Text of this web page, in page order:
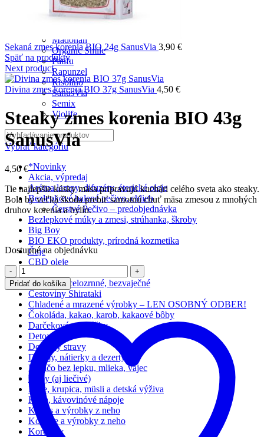
J.Vince
Koldokol
Madonan
Organic Smile
Patifu
Rapunzel
Risolino
SanusVia
Semix
Violife
Vybrať kategóriu
*Novinky
Akcia, výpredaj
Aróma lampy, difuzéry, éterické oleje
Bezlepkové balené pečivo, chlieb
Čerstvé Pečivo – predobjednávka
Bezlepkové múky a zmesi, strúhanka, škroby
Big Boy
BIO EKO produkty, prírodná kozmetika
Čaje
CBD oleje
Cestoviny celozrnné, bezvaječné
Cestoviny Shirataki
Chladené a mrazené výrobky – LEN OSOBNÝ ODBER!
Čokoláda, kakao, karob, kakaové bôby
Darčekové poukážky
Detox
Doplnky stravy
Džemy, nátierky a dezerty
Hocičo bez lepku, mlieka, vajec
Huby (aj liečivé)
Kaše, krupica, müsli a detská výživa
Káva, kávovinóvé nápoje
Kokos a výrobky z neho
Konope a výrobky z neho
Koreniny
Sekaná zmes korenia BIO 24g SanusVia 3,90 €
Späť na produkty
Next product
Divina zmes korenia BIO 37g SanusVia 4,50 €
Steaky zmes korenia BIO 43g
SanusVia
4,50€
Tie najlepšie kúsky mäsa pripravujú kuchári celého sveta ako steaky.
Bola by veľká škoda prebiť samotnú chuť mäsa zmesou z mnohých
druhov korenia a bylín.
Dostupné na objednávku
Počet
Pridať do košíka